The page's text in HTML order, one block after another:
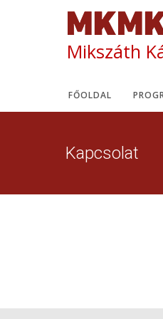
Mikszáth
FŐOLDAL
Kapcsolat